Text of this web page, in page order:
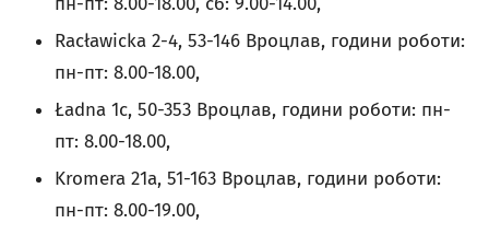
Racławicka 2-4, 53-146 Вроцлав, години роботи:
пн-пт: 8.00-18.00,
Ładna 1c, 50-353 Вроцлав, години роботи: пн-
пт: 8.00-18.00,
Kromera 21a, 51-163 Вроцлав, години роботи:
пн-пт: 8.00-19.00,